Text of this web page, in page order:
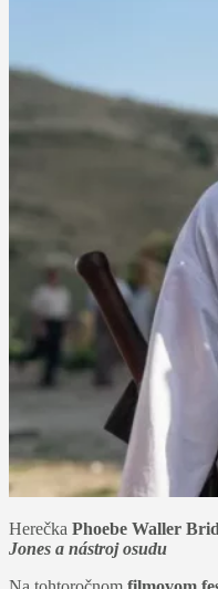
Herečka Phoebe Waller
Jones a nástroj osudu